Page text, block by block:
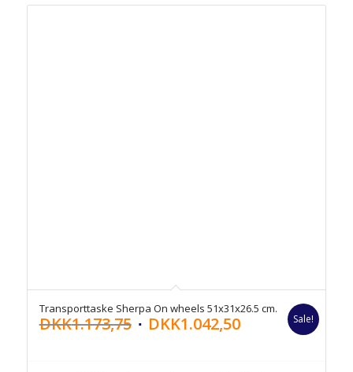
Transporttaske Sherpa On wheels 51x31x26.5 cm.
DKK1.173,75 DKK1.042,50 Sale!